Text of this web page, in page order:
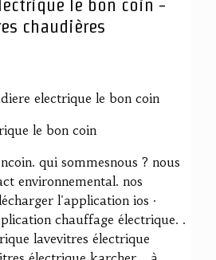
le bon coin -
chaudières
electrique le bon coin
le bon coin
qui sommesnous ? nous
environnemental. nos
l'application ios ·
chauffage électrique. .
lavevitres électrique